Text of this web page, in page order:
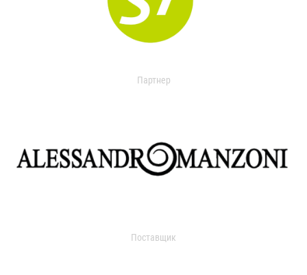
Партнер
Поставщик